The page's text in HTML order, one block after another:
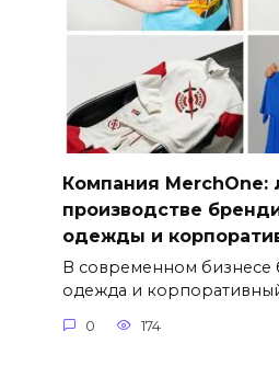
Компания MerchOne:
производстве
одежды и
В современном бизнесе
одежда и
0 174